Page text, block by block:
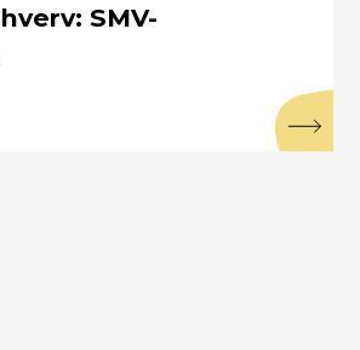
SMV-